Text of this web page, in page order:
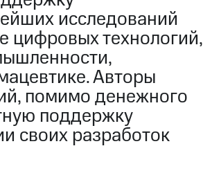
исследований
цифровых технологий,
Авторы
помимо денежного
поддержку
своих разработок